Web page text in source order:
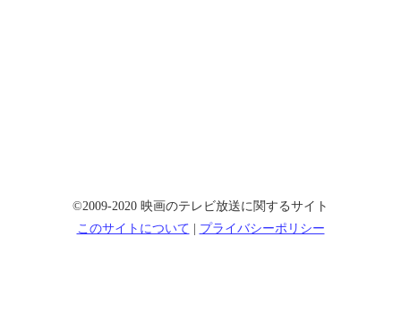
©2009-2020 映画のテレビ放送に関するサイト
このサイトについて
プライバシーポリシー